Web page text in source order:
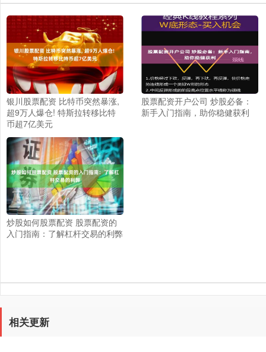
银川股票配资 比特币突然暴涨,
超9万人爆仓! 特斯拉转移比特
币超7亿美元
股票配资开户公司 炒股必备：
新手入门指南，助你稳健获利
炒股如何股票配资 股票配资的
入门指南：了解杠杆交易的利弊
相关更新